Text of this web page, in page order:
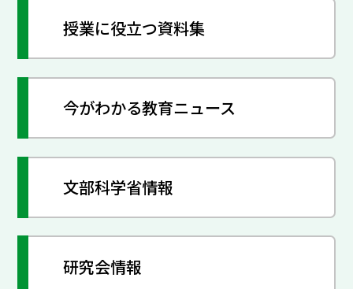
授業に役立つ資料集
今がわかる教育ニュース
文部科学省情報
研究会情報